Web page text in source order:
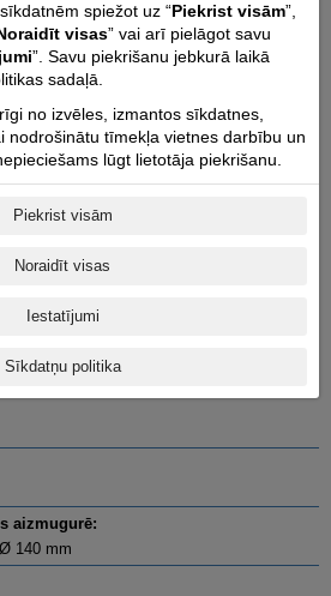
@ apgr. min.:
un gājiens mm:
aizmugurē:
140 mm
spiežot uz “Piekrist visām”,
visas” vai arī pielāgot savu
”. Savu piekrišanu jebkurā laikā
sadaļā.
no izvēles, izmantos sīkdatnes,
nodrošinātu tīmekļa vietnes darbību un
lūgt lietotāja piekrišanu.
Piekrist visām
Noraidīt visas
Iestatījumi
Sīkdatņu politika